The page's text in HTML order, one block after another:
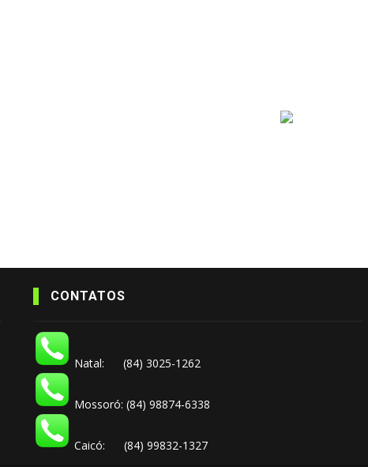
CONTATOS
Natal: (84) 3025-1262
Mossoró: (84) 98874-6338
Caicó: (84) 99832-1327